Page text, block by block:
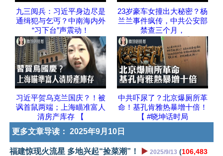
九三阅兵：习近平身边尽是
通缉犯与乞丐？中南海内外
“习下台”声震动！
23岁豪车女撞出大秘密？杨
兰兰事件疯传，中共公安部
禁查三个月，
习近平贺乌克兰国庆？！被
讽首鼠两端；上海瞄准富人
清房产库存 【
中共吓尿了？北京爆厕所革
命！基孔肯雅热暴增十倍！
【 #晓坤话时局
更多文章导读： 2025年9月10日
福建惊现火流星 多地兴起“捡菜潮”！ ▶️ 2025/9/13 (106,483